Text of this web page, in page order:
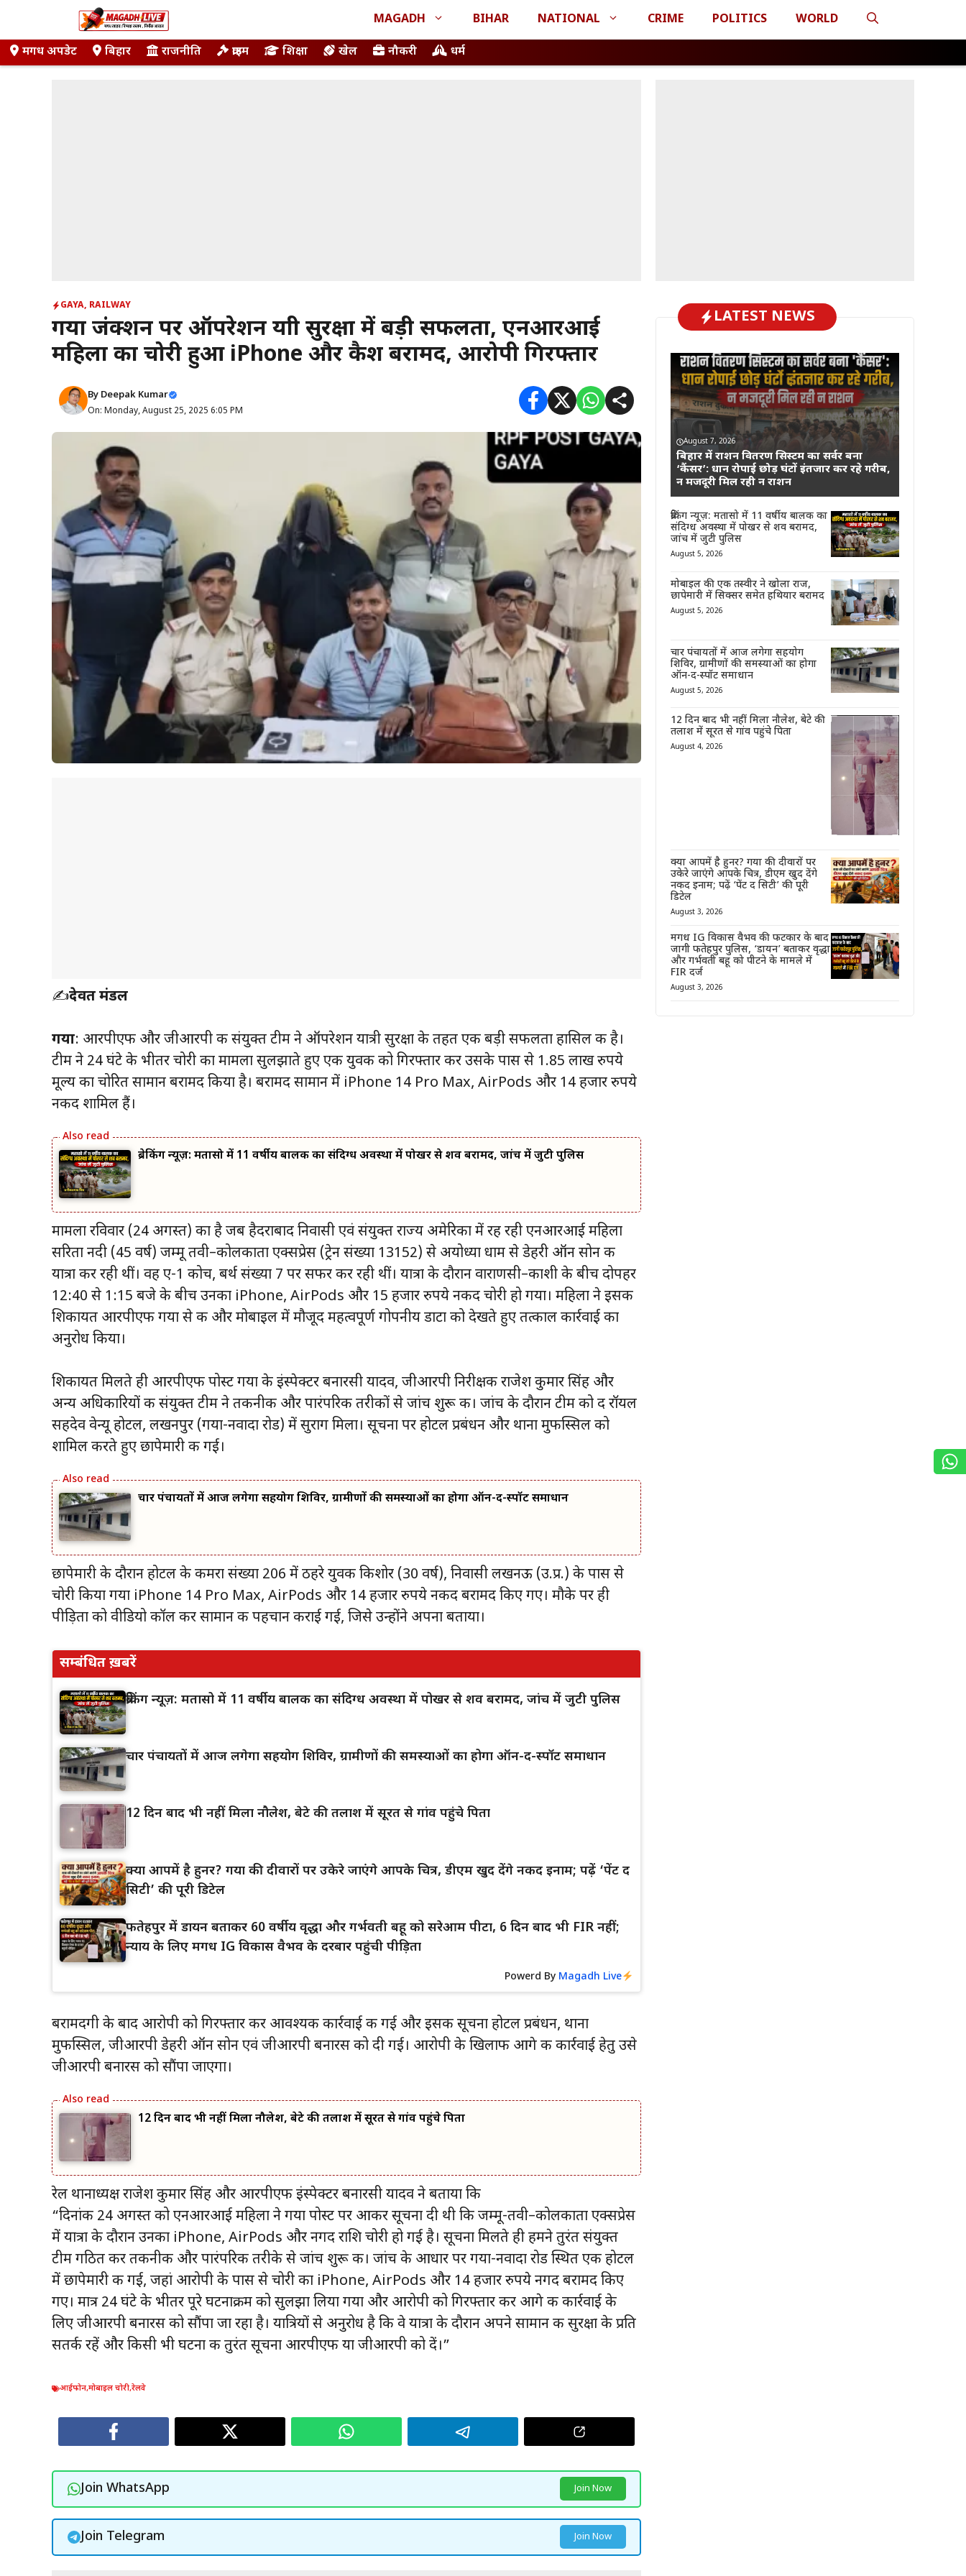
content
MAGADH BIHAR NATIONAL CRIME POLITICS WORLD
मगध अपडेट बिहार राजनीति क्राइम शिक्षा खेल नौकरी धर्म
GAYA, RAILWAY
गया जंक्शन पर ऑपरेशन यात्री सुरक्षा में बड़ी सफलता, एनआरआई
महिला का चोरी हुआ iPhone और कैश बरामद, आरोपी गिरफ्तार
By Deepak Kumar
On: Monday, August 25, 2025 6:05 PM
✍️देवब्रत मंडल
गया: आरपीएफ और जीआरपी की संयुक्त टीम ने ऑपरेशन यात्री सुरक्षा के तहत एक बड़ी सफलता हासिल की है।
टीम ने 24 घंटे के भीतर चोरी का मामला सुलझाते हुए एक युवक को गिरफ्तार कर उसके पास से 1.85 लाख रुपये
मूल्य का चोरित सामान बरामद किया है। बरामद सामान में iPhone 14 Pro Max, AirPods और 14 हजार रुपये
नकद शामिल हैं।
ब्रेकिंग न्यूज़: मतासो में 11 वर्षीय बालक का संदिग्ध अवस्था में पोखर से शव बरामद, जांच में जुटी पुलिस
मामला रविवार (24 अगस्त) का है जब हैदराबाद निवासी एवं संयुक्त राज्य अमेरिका में रह रही एनआरआई महिला
सरिता नदी (45 वर्ष) जम्मू तवी–कोलकाता एक्सप्रेस (ट्रेन संख्या 13152) से अयोध्या धाम से डेहरी ऑन सोन की
यात्रा कर रही थीं। वह ए-1 कोच, बर्थ संख्या 7 पर सफर कर रही थीं। यात्रा के दौरान वाराणसी–काशी के बीच दोपहर
12:40 से 1:15 बजे के बीच उनका iPhone, AirPods और 15 हजार रुपये नकद चोरी हो गया। महिला ने इसकी
शिकायत आरपीएफ गया से की और मोबाइल में मौजूद महत्वपूर्ण गोपनीय डाटा को देखते हुए तत्काल कार्रवाई का
अनुरोध किया।
शिकायत मिलते ही आरपीएफ पोस्ट गया के इंस्पेक्टर बनारसी यादव, जीआरपी निरीक्षक राजेश कुमार सिंह और
अन्य अधिकारियों की संयुक्त टीम ने तकनीकी और पारंपरिक तरीकों से जांच शुरू की। जांच के दौरान टीम को द रॉयल
सहदेव वेन्यू होटल, लखनपुर (गया-नवादा रोड) में सुराग मिला। सूचना पर होटल प्रबंधन और थाना मुफस्सिल को
शामिल करते हुए छापेमारी की गई।
चार पंचायतों में आज लगेगा सहयोग शिविर, ग्रामीणों की समस्याओं का होगा ऑन-द-स्पॉट समाधान
छापेमारी के दौरान होटल के कमरा संख्या 206 में ठहरे युवक किशोर (30 वर्ष), निवासी लखनऊ (उ.प्र.) के पास से
चोरी किया गया iPhone 14 Pro Max, AirPods और 14 हजार रुपये नकद बरामद किए गए। मौके पर ही
पीड़िता को वीडियो कॉल कर सामान की पहचान कराई गई, जिसे उन्होंने अपना बताया।
सम्बंधित ख़बरें
ब्रेकिंग न्यूज़: मतासो में 11 वर्षीय बालक का संदिग्ध अवस्था में पोखर से शव बरामद, जांच में जुटी पुलिस
चार पंचायतों में आज लगेगा सहयोग शिविर, ग्रामीणों की समस्याओं का होगा ऑन-द-स्पॉट समाधान
12 दिन बाद भी नहीं मिला नौलेश, बेटे की तलाश में सूरत से गांव पहुंचे पिता
क्या आपमें है हुनर? गया की दीवारों पर उकेरे जाएंगे आपके चित्र, डीएम खुद देंगे नकद इनाम; पढ़ें ‘पेंट द
सिटी’ की पूरी डिटेल
फतेहपुर में डायन बताकर 60 वर्षीय वृद्धा और गर्भवती बहू को सरेआम पीटा, 6 दिन बाद भी FIR नहीं;
न्याय के लिए मगध IG विकास वैभव के दरबार पहुंची पीड़िता
Powerd By Magadh Live
बरामदगी के बाद आरोपी को गिरफ्तार कर आवश्यक कार्रवाई की गई और इसकी सूचना होटल प्रबंधन, थाना
मुफस्सिल, जीआरपी डेहरी ऑन सोन एवं जीआरपी बनारस को दी गई। आरोपी के खिलाफ आगे की कार्रवाई हेतु उसे
जीआरपी बनारस को सौंपा जाएगा।
12 दिन बाद भी नहीं मिला नौलेश, बेटे की तलाश में सूरत से गांव पहुंचे पिता
रेल थानाध्यक्ष राजेश कुमार सिंह और आरपीएफ इंस्पेक्टर बनारसी यादव ने बताया कि
“दिनांक 24 अगस्त को एनआरआई महिला ने गया पोस्ट पर आकर सूचना दी थी कि जम्मू-तवी–कोलकाता एक्सप्रेस
में यात्रा के दौरान उनका iPhone, AirPods और नगद राशि चोरी हो गई है। सूचना मिलते ही हमने तुरंत संयुक्त
टीम गठित कर तकनीकी और पारंपरिक तरीके से जांच शुरू की। जांच के आधार पर गया-नवादा रोड स्थित एक होटल
में छापेमारी की गई, जहां आरोपी के पास से चोरी का iPhone, AirPods और 14 हजार रुपये नगद बरामद किए
गए। मात्र 24 घंटे के भीतर पूरे घटनाक्रम को सुलझा लिया गया और आरोपी को गिरफ्तार कर आगे की कार्रवाई के
लिए जीआरपी बनारस को सौंपा जा रहा है। यात्रियों से अनुरोध है कि वे यात्रा के दौरान अपने सामान की सुरक्षा के प्रति
सतर्क रहें और किसी भी घटना की तुरंत सूचना आरपीएफ या जीआरपी को दें।”
आईफोन,मोबाइल चोरी,रेलवे
Join WhatsApp Join Now
Join Telegram Join Now
LATEST NEWS
August 7, 2026
बिहार में राशन वितरण सिस्टम का सर्वर बना
‘कैंसर’: धान रोपाई छोड़ घंटों इंतजार कर रहे गरीब,
न मजदूरी मिल रही न राशन
ब्रेकिंग न्यूज़: मतासो में 11 वर्षीय बालक का
संदिग्ध अवस्था में पोखर से शव बरामद,
जांच में जुटी पुलिस
August 5, 2026
मोबाइल की एक तस्वीर ने खोला राज,
छापेमारी में सिक्सर समेत हथियार बरामद
August 5, 2026
चार पंचायतों में आज लगेगा सहयोग
शिविर, ग्रामीणों की समस्याओं का होगा
ऑन-द-स्पॉट समाधान
August 5, 2026
12 दिन बाद भी नहीं मिला नौलेश, बेटे की
तलाश में सूरत से गांव पहुंचे पिता
August 4, 2026
क्या आपमें है हुनर? गया की दीवारों पर
उकेरे जाएंगे आपके चित्र, डीएम खुद देंगे
नकद इनाम; पढ़ें ‘पेंट द सिटी’ की पूरी
डिटेल
August 3, 2026
मगध IG विकास वैभव की फटकार के बाद
जागी फतेहपुर पुलिस, ‘डायन’ बताकर वृद्धा
और गर्भवती बहू को पीटने के मामले में
FIR दर्ज
August 3, 2026